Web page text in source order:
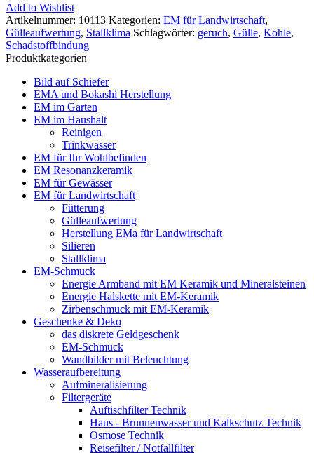
Add to Wishlist
Artikelnummer: 10113 Kategorien: EM für Landwirtschaft,
Gülleaufwertung, Stallklima Schlagwörter: geruch, Gülle, Kohle,
Schadstoffbindung
Produktkategorien
Bild auf Schiefer
EMA und Bokashi Herstellung
EM im Garten
EM im Haushalt
Reinigen
Trinkwasser
EM für Ihr Wohlbefinden
EM Resonanzkeramik
EM für Gewässer
EM für Landwirtschaft
Fütterung
Gülleaufwertung
Herstellung EMa für Landwirtschaft
Silieren
Stallklima
EM-Schmuck
Energie Armband mit EM Keramik und Mineralsteinen
Energie Halskette mit EM-Keramik
Zirbenschmuck mit EM-Keramik
Geschenke & Deko
das diskrete Geldgeschenk
EM-Schmuck
Wandbilder mit Beleuchtung
Wasseraufbereitung
Aufmineralisierung
Filtergeräte
Auftischfilter Technik
Haus - Brunnenwasser und Kalkschutz Technik
Osmose Technik
Reisefilter / Notfallfilter